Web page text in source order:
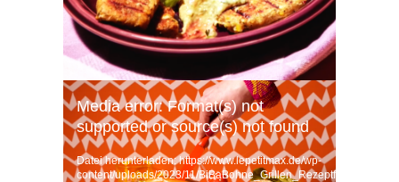
Video-
Player
Media error: Format(s) not
supported or source(s) not found
Datei herunterladen: https://www.lepetitmax.de/wp-
content/uploads/2023/11/